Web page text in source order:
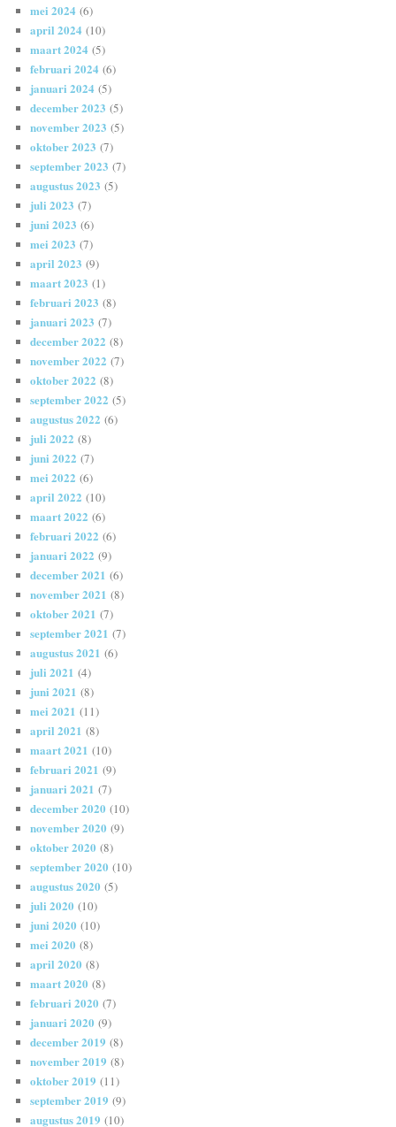
mei 2024 (6)
april 2024 (10)
maart 2024 (5)
februari 2024 (6)
januari 2024 (5)
december 2023 (5)
november 2023 (5)
oktober 2023 (7)
september 2023 (7)
augustus 2023 (5)
juli 2023 (7)
juni 2023 (6)
mei 2023 (7)
april 2023 (9)
maart 2023 (1)
februari 2023 (8)
januari 2023 (7)
december 2022 (8)
november 2022 (7)
oktober 2022 (8)
september 2022 (5)
augustus 2022 (6)
juli 2022 (8)
juni 2022 (7)
mei 2022 (6)
april 2022 (10)
maart 2022 (6)
februari 2022 (6)
januari 2022 (9)
december 2021 (6)
november 2021 (8)
oktober 2021 (7)
september 2021 (7)
augustus 2021 (6)
juli 2021 (4)
juni 2021 (8)
mei 2021 (11)
april 2021 (8)
maart 2021 (10)
februari 2021 (9)
januari 2021 (7)
december 2020 (10)
november 2020 (9)
oktober 2020 (8)
september 2020 (10)
augustus 2020 (5)
juli 2020 (10)
juni 2020 (10)
mei 2020 (8)
april 2020 (8)
maart 2020 (8)
februari 2020 (7)
januari 2020 (9)
december 2019 (8)
november 2019 (8)
oktober 2019 (11)
september 2019 (9)
augustus 2019 (10)